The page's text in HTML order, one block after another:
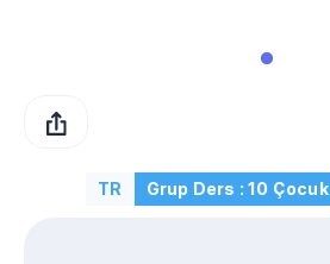
TR Grup Ders : 10 Çocuk